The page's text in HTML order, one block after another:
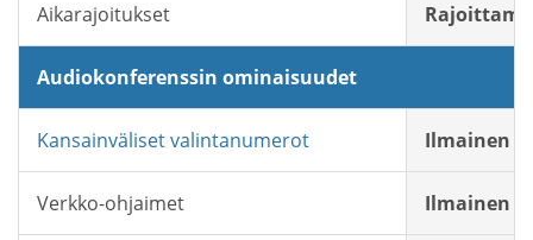
Aikarajoitukset
Audiokonferenssin ominaisuudet
Kansainväliset valintanumerot Ilmainen
Verkko-ohjaimet Ilmainen